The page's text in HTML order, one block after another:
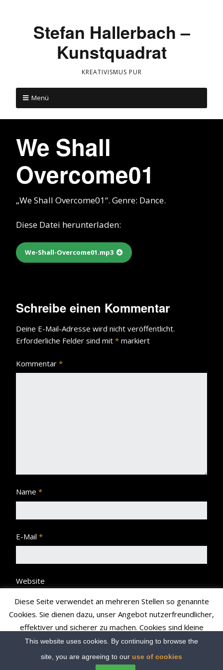
Stefan Hallerbach –
Kunstquadrat
KREATIVISMUS PUR
Menü
We Shall
Overcome01
„We Shall Overcome01“. Genre: Dance.
Diese Datei herunterladen:
We-Shall-Overcome01.mp3
Schreibe einen Kommentar
Deine E-Mail-Adresse wird nicht veröffentlicht.
Erforderliche Felder sind mit * markiert
Kommentar *
Name *
E-Mail *
Website
This website uses cookies. By continuing to browse the
site, you are agreeing to our use of cookies
Diese Seite verwendet an mehreren Stellen so genannte
Cookies. Sie dienen dazu, unser Angebot nutzerfreundlicher,
effektiver und sicherer zu machen. Cookies sind kleine
Textdateien, die Ihr Browser speichert und richten auf Ihrem
Rechner keinen Schaden an bzw. enthalten keine Viren.